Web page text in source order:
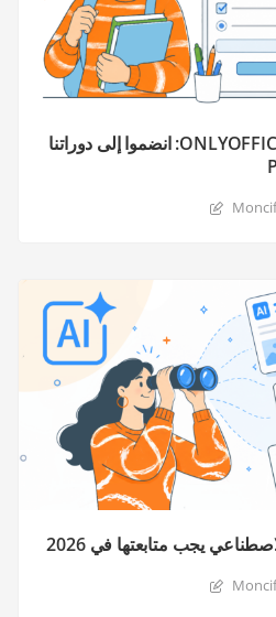
العودة إلى المدرسة مع ONLYOFFICE: انضموا إلى دوراتنا